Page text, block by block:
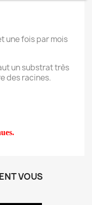
une fois par mois
un substrat très
des racines.
VOUS